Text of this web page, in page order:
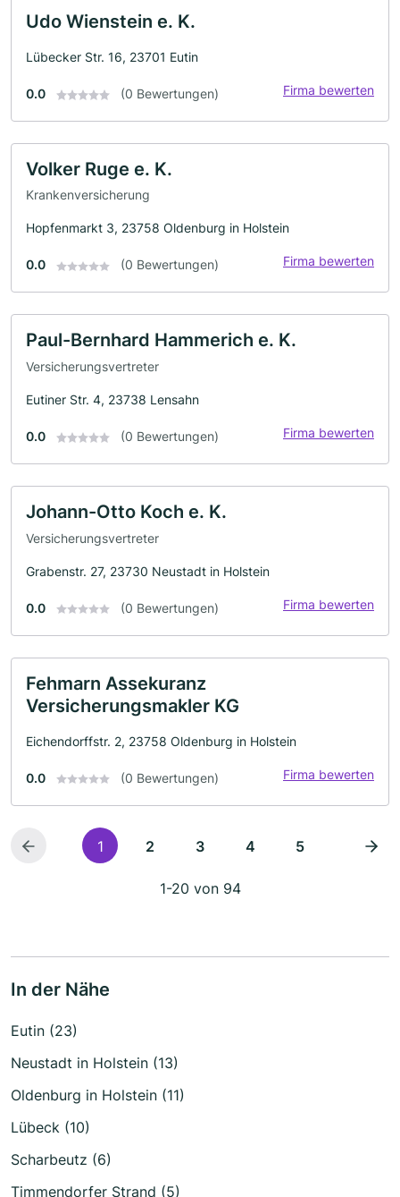
Udo Wienstein e. K.
Lübecker Str. 16, 23701 Eutin
0.0 (0 Bewertungen) Firma bewerten
Volker Ruge e. K.
Krankenversicherung
Hopfenmarkt 3, 23758 Oldenburg in Holstein
0.0 (0 Bewertungen) Firma bewerten
Paul-Bernhard Hammerich e. K.
Versicherungsvertreter
Eutiner Str. 4, 23738 Lensahn
0.0 (0 Bewertungen) Firma bewerten
Johann-Otto Koch e. K.
Versicherungsvertreter
Grabenstr. 27, 23730 Neustadt in Holstein
0.0 (0 Bewertungen) Firma bewerten
Fehmarn Assekuranz
Versicherungsmakler KG
Eichendorffstr. 2, 23758 Oldenburg in Holstein
0.0 (0 Bewertungen) Firma bewerten
1 2 3 4 5
1-20 von 94
In der Nähe
Eutin (23)
Neustadt in Holstein (13)
Oldenburg in Holstein (11)
Lübeck (10)
Scharbeutz (6)
Timmendorfer Strand (5)